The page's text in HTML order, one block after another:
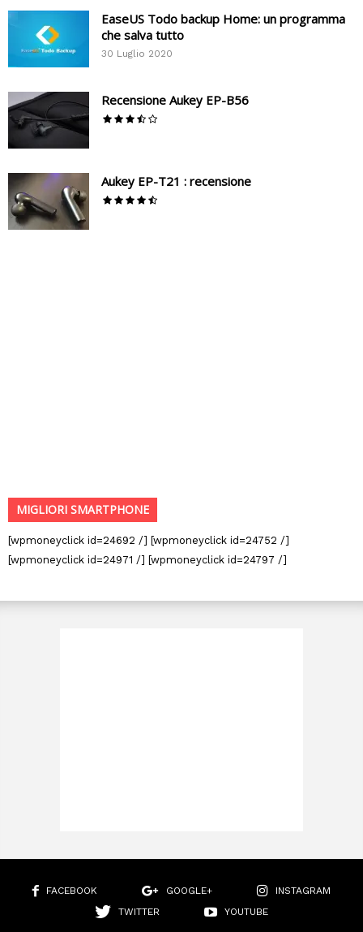
EaseUS Todo backup Home: un programma
che salva tutto
30 Luglio 2020
Recensione Aukey EP-B56
Aukey EP-T21 : recensione
MIGLIORI SMARTPHONE
[wpmoneyclick id=24692 /] [wpmoneyclick id=24752 /]
[wpmoneyclick id=24971 /] [wpmoneyclick id=24797 /]
FACEBOOK GOOGLE+
INSTAGRAM
TWITTER
YOUTUBE